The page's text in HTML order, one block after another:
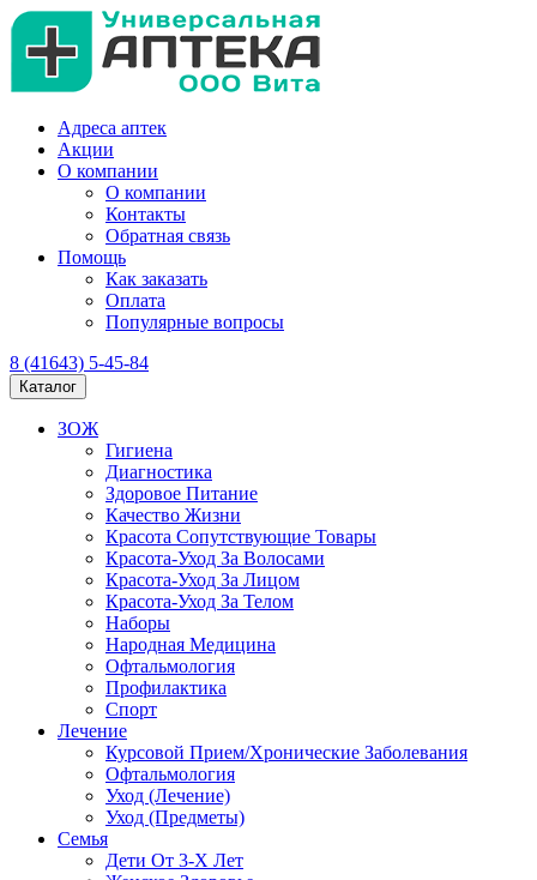
Адреса аптек
Акции
О компании
О компании
Контакты
Обратная связь
Помощь
Как заказать
Оплата
Популярные вопросы
8 (41643) 5-45-84
Каталог
ЗОЖ
Гигиена
Диагностика
Здоровое Питание
Качество Жизни
Красота Сопутствующие Товары
Красота-Уход За Волосами
Красота-Уход За Лицом
Красота-Уход За Телом
Наборы
Народная Медицина
Офтальмология
Профилактика
Спорт
Лечение
Курсовой Прием/Хронические Заболевания
Офтальмология
Уход (Лечение)
Уход (Предметы)
Семья
Дети От 3-Х Лет